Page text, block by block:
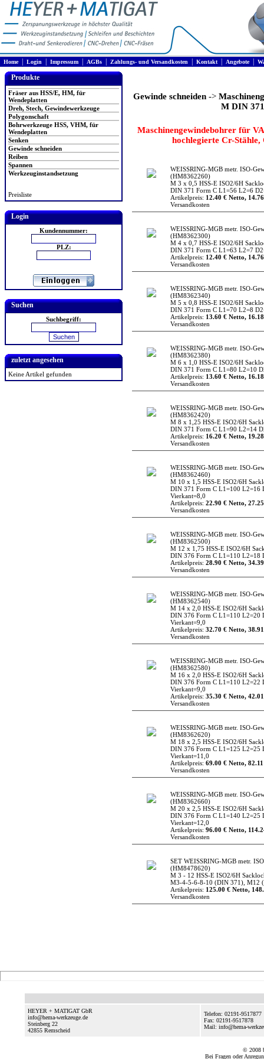
Home| Login Impressum AGBs Zahlungs- und Versandkosten Kontakt| Angebote|
Produkte
Fräser aus HSS/E, HM, für
Wendeplatten
Dreh, Stech, Gewindewerkzeuge
Polygonschaft
Bohrwerkzeuge HSS, VHM, für
Wendeplatten
Senken
Gewinde schneiden
Reiben
Spannen
Werkzeuginstandsetzung
Preisliste
Login
Kundennummer:
PLZ:
Suchen
Suchbegriff:
zuletzt angesehen
Keine Artikel gefunden
Gewinde schneiden ->
M DIN
Maschinengewindebohrer für
hochlegierte Cr-
WEISSRING-MGB metr. ISO-
(HM8362260)
M 3 x 0,5 HSS-E ISO2/6H
DIN 371 Form C L1=56 L2=6
Artikelpreis: 12.40 € Netto,
Versandkosten
WEISSRING-MGB metr. ISO-
(HM8362300)
M 4 x 0,7 HSS-E ISO2/6H
DIN 371 Form C L1=63 L2=7
Artikelpreis: 12.40 € Netto,
Versandkosten
WEISSRING-MGB metr. ISO-
(HM8362340)
M 5 x 0,8 HSS-E ISO2/6H
DIN 371 Form C L1=70 L2=8
Artikelpreis: 13.60 € Netto,
Versandkosten
WEISSRING-MGB metr. ISO-
(HM8362380)
M 6 x 1,0 HSS-E ISO2/6H
DIN 371 Form C L1=80 L2=10
Artikelpreis: 13.60 € Netto,
Versandkosten
WEISSRING-MGB metr. ISO-
(HM8362420)
M 8 x 1,25 HSS-E ISO2/6H
DIN 371 Form C L1=90 L2=14
Artikelpreis: 16.20 € Netto,
Versandkosten
WEISSRING-MGB metr. ISO-
(HM8362460)
M 10 x 1,5 HSS-E ISO2/6H
DIN 371 Form C L1=100 L2=16
Vierkant=8,0
Artikelpreis: 22.90 € Netto,
Versandkosten
WEISSRING-MGB metr. ISO-
(HM8362500)
M 12 x 1,75 HSS-E ISO2/6H
DIN 376 Form C L1=110 L2=18
Artikelpreis: 28.90 € Netto,
Versandkosten
WEISSRING-MGB metr. ISO-
(HM8362540)
M 14 x 2,0 HSS-E ISO2/6H
DIN 376 Form C L1=110 L2=20
Vierkant=9,0
Artikelpreis: 32.70 € Netto,
Versandkosten
WEISSRING-MGB metr. ISO-
(HM8362580)
M 16 x 2,0 HSS-E ISO2/6H
DIN 376 Form C L1=110 L2=22
Vierkant=9,0
Artikelpreis: 35.30 € Netto,
Versandkosten
WEISSRING-MGB metr. ISO-
(HM8362620)
M 18 x 2,5 HSS-E ISO2/6H
DIN 376 Form C L1=125 L2=25
Vierkant=11,0
Artikelpreis: 69.00 € Netto,
Versandkosten
WEISSRING-MGB metr. ISO-
(HM8362660)
M 20 x 2,5 HSS-E ISO2/6H
DIN 376 Form C L1=140 L2=25
Vierkant=12,0
Artikelpreis: 96.00 € Netto,
Versandkosten
SET WEISSRING-MGB metr.
(HM8478620)
M 3 - 12 HSS-E ISO2/6H
M3-4-5-6-8-10 (DIN 371), M12
Artikelpreis: 125.00 € Netto,
Versandkosten
HEYER + MATIGAT GbR
info@hema-werkzeuge.de
Steinberg 22
42855 Remscheid
Telefon: 02191-9517877
Fax: 02191-9517878
Mail: info@hema-
© 2008
Bei Fragen oder